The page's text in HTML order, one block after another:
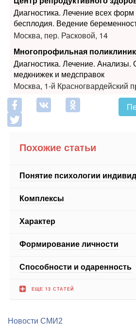
Москва, пер. Расковой, 14
Многопрофильная
Диагностика. Лечение. Анализы.
Москва, 1-й Красногвардейский
Похожие статьи
Понятие психологии
Новости СМИ2